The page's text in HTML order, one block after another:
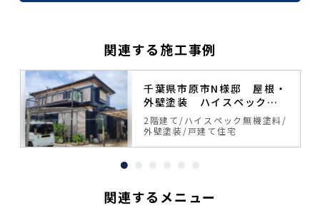
関連する施工事例
千葉県市原市N様邸 屋根・
外壁塗装 ハイスペック無
機塗料
2階建て
ハイスペック無機塗料
外壁塗装 戸建て住宅
関連するメニュー